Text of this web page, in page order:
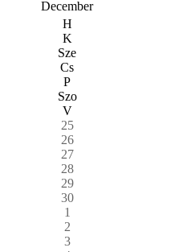
December
H
K
Sze
Cs
P
Szo
V
25
26
27
28
29
30
1
2
3